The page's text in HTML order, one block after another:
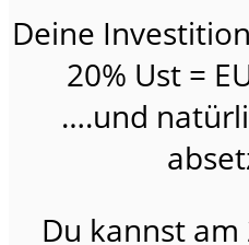
Deine
20% Ust =
….und
Du kannst